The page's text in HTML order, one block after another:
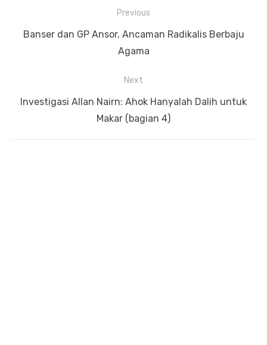
pos
Previous
Previous
Banser dan GP Ansor, Ancaman Radikalis Berbaju
Agama
Next
Next
Investigasi Allan Nairn: Ahok Hanyalah Dalih untuk
Makar (bagian 4)